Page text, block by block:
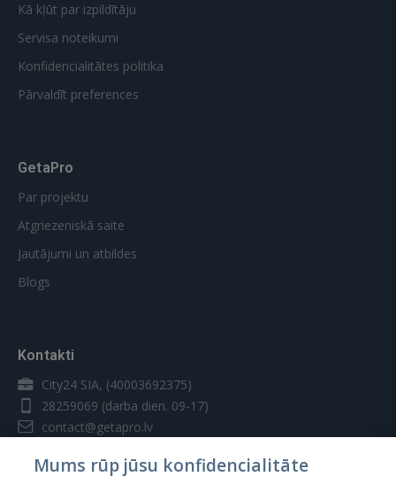
Kā kļūt par izpildītāju
Servisa noteikumi
Konfidencialitātes politika
Pārvaldīt preferences
GetaPro
Par projektu
Atgriezeniskā saite
Jautājumi un atbildes
Blogs
Kontakti
City24 SIA, (40003692375)
28259069 (darba dien. 09-17)
contact@getapro.lv
Mums rūp jūsu konfidencialitāte